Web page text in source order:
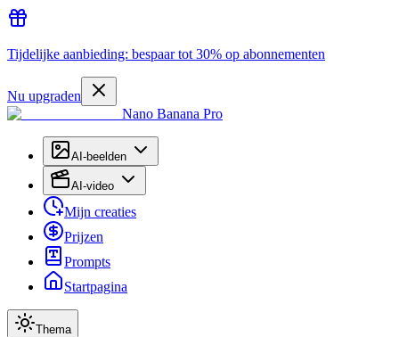
Tijdelijke aanbieding: bespaar tot 30% op abonnementen
Nu upgraden
Nano Banana Pro
AI-beelden
AI-video
Mijn creaties
Prijzen
Prompts
Startpagina
Thema